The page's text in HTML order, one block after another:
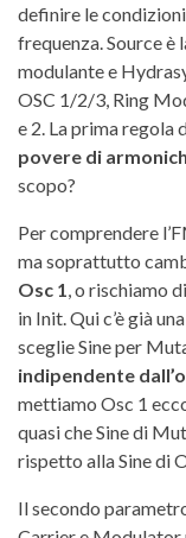
definire le
frequenza. Source è
modulante e
OSC 1/2/3, Ring
e 2. La prima regola
povere di
scopo?
Per comprendere
ma soprattutto
Osc 1 , o rischiamo
in Init. Qui c’è già
sceglie Sine per
indipendente
mettiamo Osc 1
quasi che Sine di
rispetto alla Sine di
Il secondo